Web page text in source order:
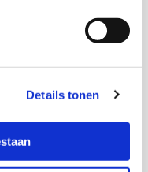
Details tonen